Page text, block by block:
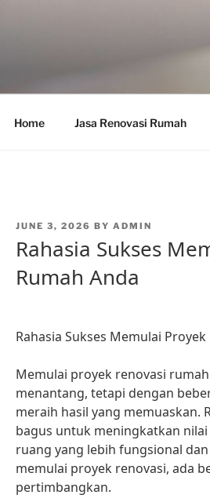
Home Jasa Renovasi Rumah
POSTED
JUNE 3, 2026 BY ADMIN
Rahasia Sukses
Rumah Anda
Rahasia Sukses Memulai
Memulai proyek renovasi
menantang, tetapi dengan
meraih hasil yang memuaskan.
bagus untuk meningkatkan
ruang yang lebih fungsional
memulai proyek renovasi, ada
pertimbangkan.